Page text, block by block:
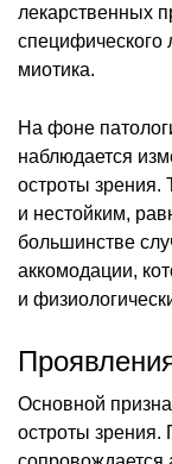
лекарственных
специфического
миотика.
На фоне
наблюдается
остроты зрения.
и нестойким,
большинстве
аккомодации,
и
Основной
остроты зрения.